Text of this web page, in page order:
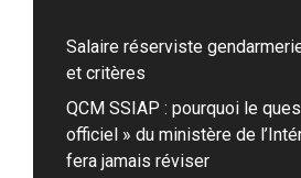
Salaire réserviste
et critères
QCM SSIAP : pourquoi le
officiel » du ministère de
fera jamais réviser